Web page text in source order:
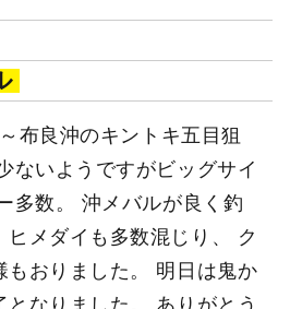
布良沖のキントキ五目狙
ないようですがビッグサイ
多数。 沖メバルが良く釣
ヒメダイも多数混じり、 ク
もおりました。 明日は鬼か